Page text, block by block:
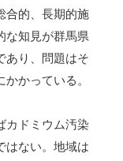
合的、長期的施
な知見が群馬県
あり、問題はそ
かっている。
カドミウム汚染
はない。地域は